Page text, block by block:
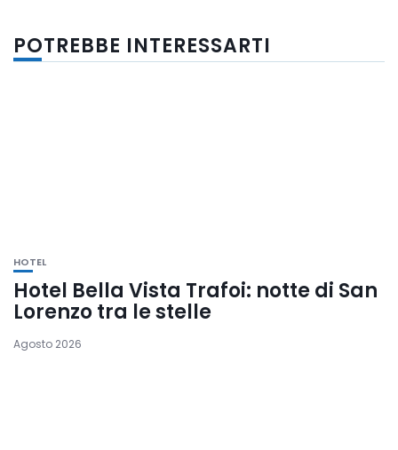
POTREBBE INTERESSARTI
HOTEL
Hotel Bella Vista Trafoi: notte di San
Lorenzo tra le stelle
Agosto 2026